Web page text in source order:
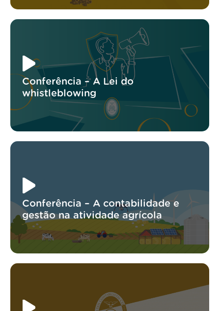
Conferência – A Lei do
whistleblowing
Conferência – A contabilidade e
gestão na atividade agrícola